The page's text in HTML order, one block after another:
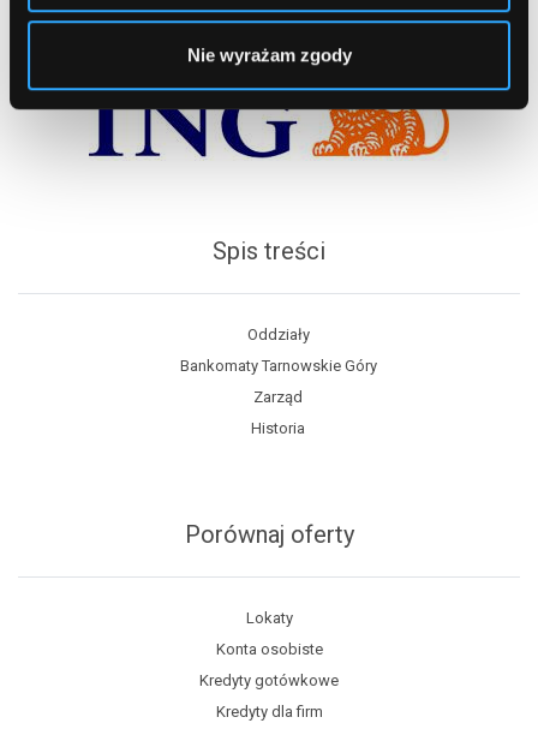
Nie wyrażam zgody
Spis treści
Oddziały
Bankomaty Tarnowskie Góry
Zarząd
Historia
Porównaj oferty
Lokaty
Konta osobiste
Kredyty gotówkowe
Kredyty dla firm